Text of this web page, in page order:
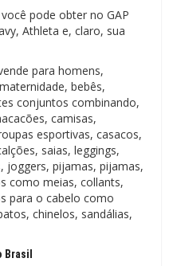
pode obter no GAP
Athleta e, claro, sua
para homens,
bebês,
conjuntos combinando,
camisas,
esportivas, casacos,
saias, leggings,
joggers, pijamas, pijamas,
como meias, collants,
para o cabelo como
chinelos, sandálias,
Brasil